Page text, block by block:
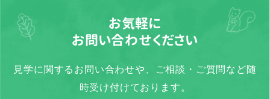
お気軽に
お問い合わせください
見学に関するお問い合わせや、ご相談・ご質問など随
時受け付けております。